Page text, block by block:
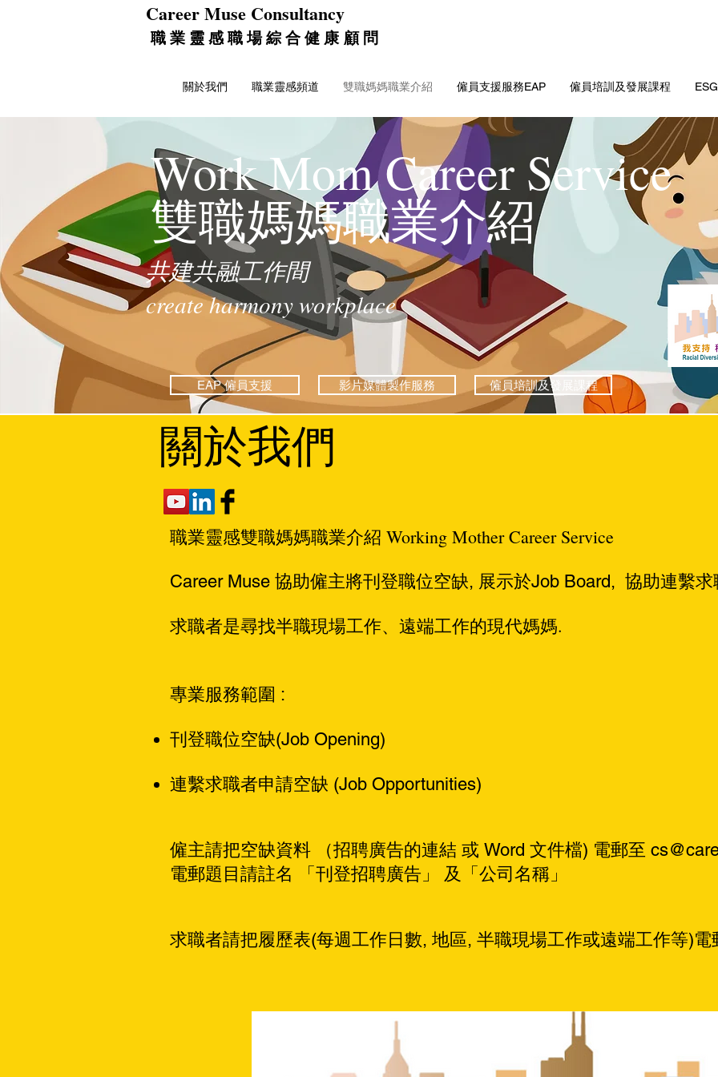
Career Muse Consultancy
職 業 靈 感 職 場 綜 合 健 康 顧 問
關於我們 職業靈感頻道 雙職媽媽職業介紹 僱員支援服務EAP 僱員培訓及發展課程
Work Mom Career Service
​雙職媽媽職業介紹
共建共融工作間
create harmony workplace
EAP 僱員支援 影片媒體製作服務 僱員培訓及發展課程
​關於我們
職業靈感雙職媽媽職業介紹 Working Mother Career Service
Career Muse 協助僱主將刊登職位空缺, 展示於Job Board, 協助連繫求
求職者是尋找半職現場工作、遠端工作的現代媽媽.
專業服務範圍 :
刊登職位空缺(Job Opening)
連繫求職者申請空缺 (Job Opportunities)
僱主請把空缺資料 （招聘廣告的連結 或 Word 文件檔) 電郵至
電郵題目請註名 「刊登招聘廣告」 及「公司名稱」
求職者請把履歷表(每週工作日數, 地區, 半職現場工作或遠端工作等)